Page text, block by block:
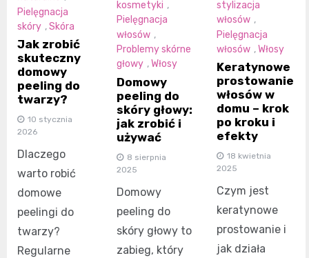
Pielęgnacja
skóry ,Skóra
Jak zrobić
skuteczny
domowy
peeling do
twarzy?
10 stycznia
2026
Dlaczego
warto robić
domowe
peelingi do
twarzy?
Regularne
kosmetyki ,
Pielęgnacja
włosów ,
Problemy skórne
głowy ,Włosy
Domowy
peeling do
skóry głowy:
jak zrobić i
używać
8 sierpnia
2025
Domowy
peeling do
skóry głowy to
zabieg, który
stylizacja
włosów ,
Pielęgnacja
włosów ,Włosy
Keratynowe
prostowanie
włosów w
domu – krok
po kroku i
efekty
18 kwietnia
2025
Czym jest
keratynowe
prostowanie i
jak działa